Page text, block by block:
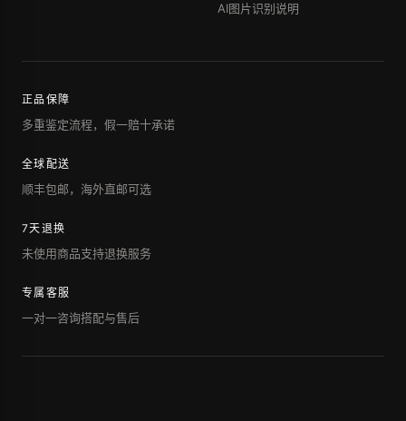
AI图片识别说明
正品保障
多重鉴定流程，假一赔十承诺
全球配送
顺丰包邮，海外直邮可选
7天退换
未使用商品支持退换服务
专属客服
一对一咨询搭配与售后